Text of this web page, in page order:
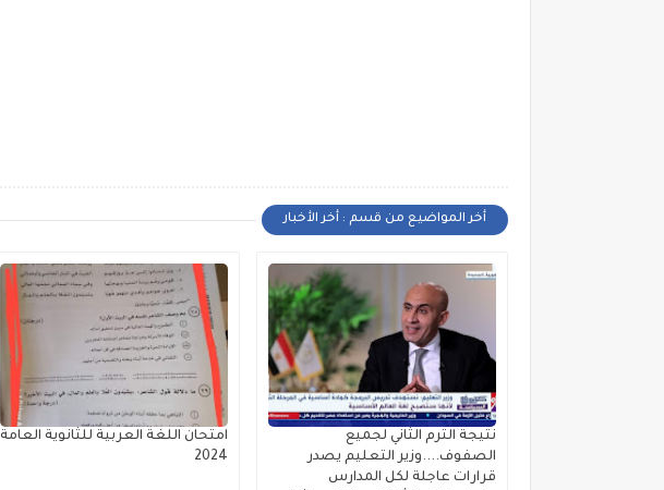
أخر المواضيع من قسم : أخر الأخبار
نتيجة الترم الثاني لجميع
الصفوف....وزير التعليم يصدر
قرارات عاجلة لكل المدارس
امتحان اللغة العربية للثانوية العامة
2024